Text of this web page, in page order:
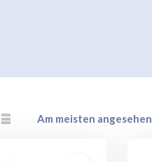
Am meisten angesehen